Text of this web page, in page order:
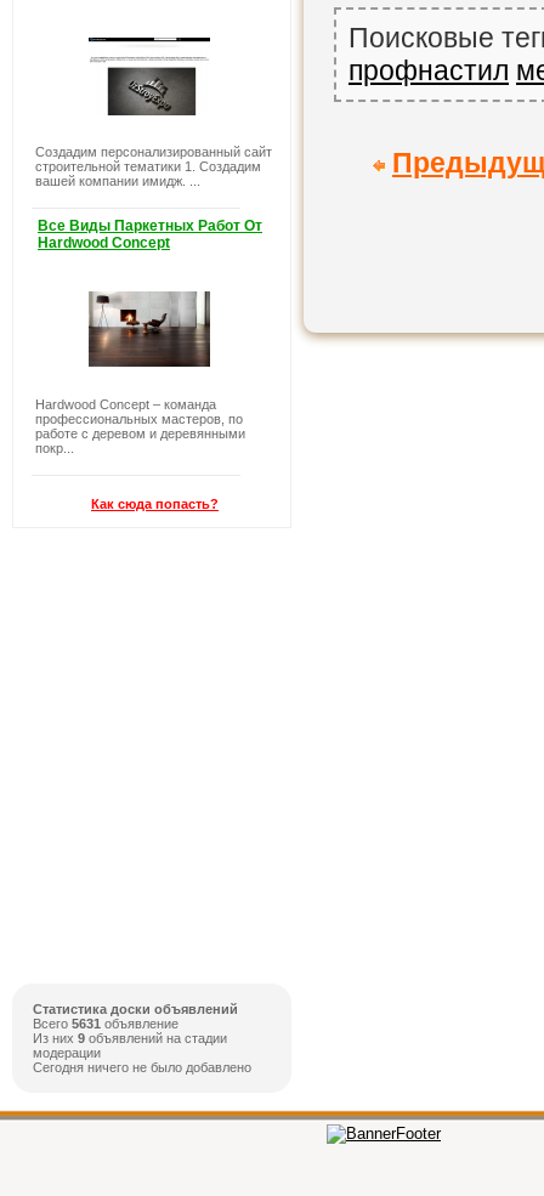
Создадим персонализированный сайт
строительной тематики 1. Создадим
вашей компании имидж. ...
Все Виды Паркетных Работ От
Hardwood Concept
Hardwood Concept – команда
профессиональных мастеров, по
работе с деревом и деревянными
покр...
Как сюда попасть?
Статистика доски объявлений
Всего 5631 объявление
Из них 9 объявлений на стадии
модерации
Сегодня ничего не было добавлено
Поисковые
профнастил